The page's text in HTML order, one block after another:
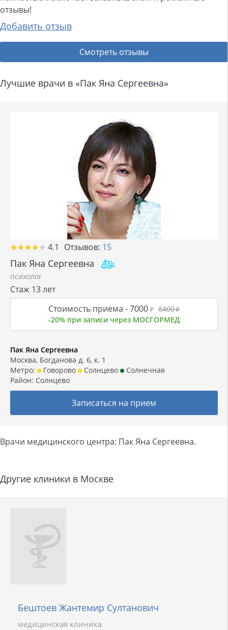
отзывы!
Добавить отзыв
Смотреть отзывы
Лучшие врачи в «Пак Яна Сергеевна»
★★★★★
★★★★★ 4.1 Отзывов: 15
Пак Яна Сергеевна
психолог
Стаж 13 лет
Стоимость приема -7000 ₽ 8400₽
-20% при записи через МОСГОРМЕД
Пак Яна Сергеевна
Москва, Богданова д. 6, к. 1
Метро:
Говорово Солнцево
Солнечная
Район: Солнцево
Записаться на прием
Врачи медицинского центра: Пак Яна Сергеевна.
Другие клиники в Москве
Бештоев Жантемир Султанович
медицинская клиника